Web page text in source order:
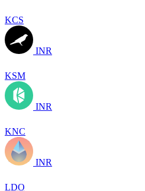
KCS
INR
KSM
INR
KNC
INR
LDO